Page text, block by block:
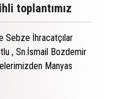
toplantımız
Sebze İhracatçılar
, Sn.İsmail Bozdemir
Manyas